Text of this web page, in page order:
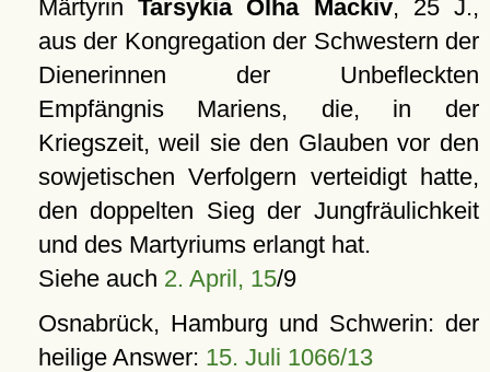
MärtyrinTarsykia Olha Mackiv, 25 J.,
aus der Kongregation der Schwestern der
Dienerinnen der Unbefleckten
Empfängnis Mariens, die, in der
Kriegszeit, weil sie den Glauben vor den
sowjetischen Verfolgern verteidigt hatte,
den doppelten Sieg der Jungfräulichkeit
und des Martyriums erlangt hat.
Siehe auch 2. April, 15/9
Osnabrück, Hamburg und Schwerin: der
heilige Answer: 15. Juli 1066/13